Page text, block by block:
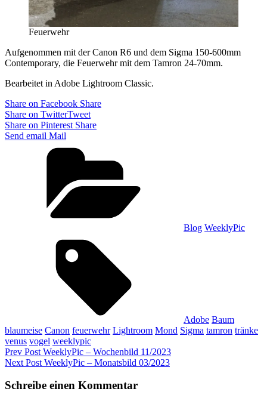
Feuerwehr
Aufgenommen mit der Canon R6 und dem Sigma 150-600mm
Contemporary, die Feuerwehr mit dem Tamron 24-70mm.
Bearbeitet in Adobe Lightroom Classic.
Share on Facebook Share
Share on TwitterTweet
Share on Pinterest Share
Send email Mail
Blog WeeklyPic
Adobe Baum
blaumeise Canon feuerwehr Lightroom Mond Sigma tamron tränke
venus vogel weeklypic
Beitragsnavigation
Previous
Post
Prev Post WeeklyPic – Wochenbild 11/2023
Next
Next Post WeeklyPic – Monatsbild 03/2023
Schreibe einen Kommentar